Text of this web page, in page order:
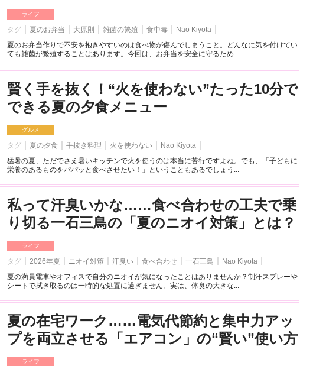
ライフ
タグ 夏のお弁当 大原則 雑菌の繁殖 食中毒
Nao Kiyota
夏のお弁当作りで不安を抱きやすいのは食べ物が傷んでしまうこと。どんなに気を付けてい
ても雑菌が繁殖することはあります。今回は、お弁当を安全に守るため...
賢く手を抜く！“火を使わない”たった10分で
できる夏の夕食メニュー
グルメ
タグ 夏の夕食 手抜き料理 火を使わない
Nao Kiyota
猛暑の夏、ただでさえ暑いキッチンで火を使うのは本当に苦行ですよね。でも、「子どもに
栄養のあるものをパパッと食べさせたい！」ということもあるでしょう...
私って汗臭いかな……食べ合わせの工夫で乗
り切る一石三鳥の「夏のニオイ対策」とは？
ライフ
タグ 2026年夏 ニオイ対策 汗臭い 食べ合わせ 一石三鳥
Nao Kiyota
夏の満員電車やオフィスで自分のニオイが気になったことはありませんか？制汗スプレーや
シートで拭き取るのは一時的な処置に過ぎません。実は、体臭の大きな...
夏の在宅ワーク……電気代節約と集中力アッ
プを両立させる「エアコン」の“賢い”使い方
ライフ